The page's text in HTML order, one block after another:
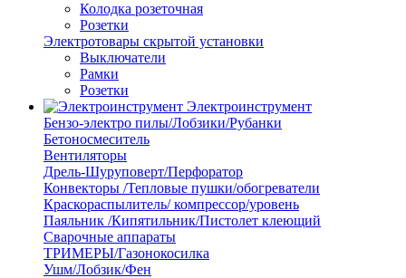
Колодка розеточная
Розетки
Электротовары скрытой установки
Выключатели
Рамки
Розетки
Электроинструмент
Бензо-электро пилы/Лобзики/Рубанки
Бетоносмеситель
Вентиляторы
Дрель-Шуруповерт/Перфоратор
Конвекторы /Тепловые пушки/обогреватели
Краскораспылитель/ компрессор/уровень
Паяльник /Кипятильник/Пистолет клеющий
Сварочные аппараты
ТРИМЕРЫ/Газонокосилка
Ушм/Лобзик/Фен